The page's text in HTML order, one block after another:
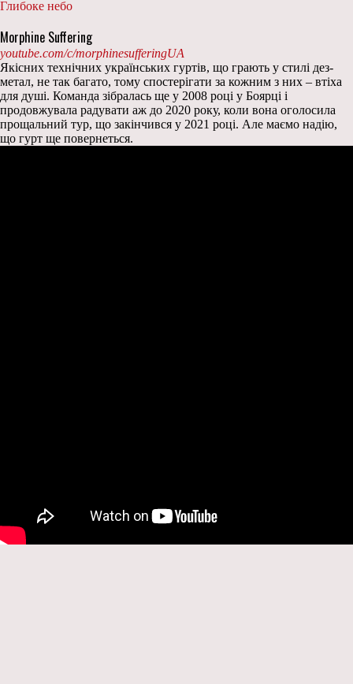
Глибоке небо
Morphine Suffering
youtube.com/c/morphinesufferingUA
Якісних технічних українських гуртів, що грають у стилі дез-
метал, не так багато, тому спостерігати за кожним з них – втіха
для душі. Команда зібралась ще у 2008 році у Боярці і
продовжувала радувати аж до 2020 року, коли вона оголосила
прощальний тур, що закінчився у 2021 році. Але маємо надію,
що гурт ще повернеться.